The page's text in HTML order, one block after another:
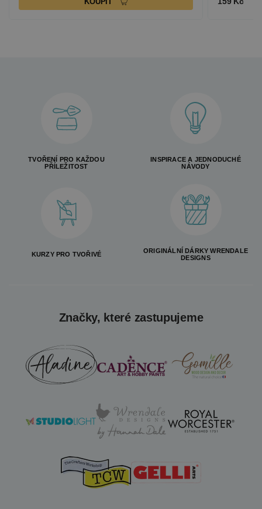
TVOŘENÍ PRO KAŽDOU
PŘÍLEŽITOST
INSPIRACE A JEDNODUCHÉ
NÁVODY
KURZY PRO TVOŘIVÉ
ORIGINÁLNÍ DÁRKY WRENDALE
DESIGNS
Značky, které zastupujeme